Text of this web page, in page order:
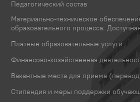
Педагогический состав
Материально-техническое
образовательного процесса.
Платные образовательные услуги
Финансово-хозяйственная
Вакантные места для приема
Стипендия и меры поддержки